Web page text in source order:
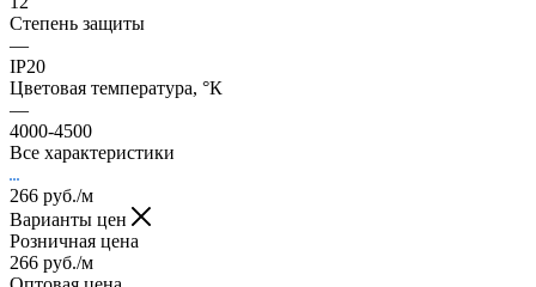
Степень защиты
—
IP20
Цветовая температура, °К
—
4000-4500
Все характеристики
266 руб./м
Варианты цен
Розничная цена
266 руб./м